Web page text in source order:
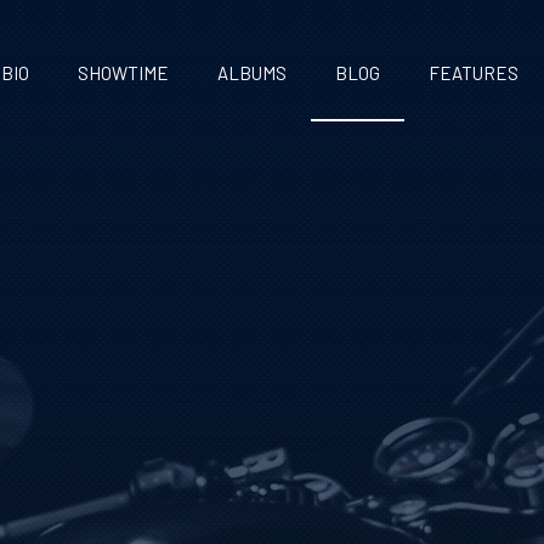
BIO SHOWTIME ALBUMS BLOG FEATURES